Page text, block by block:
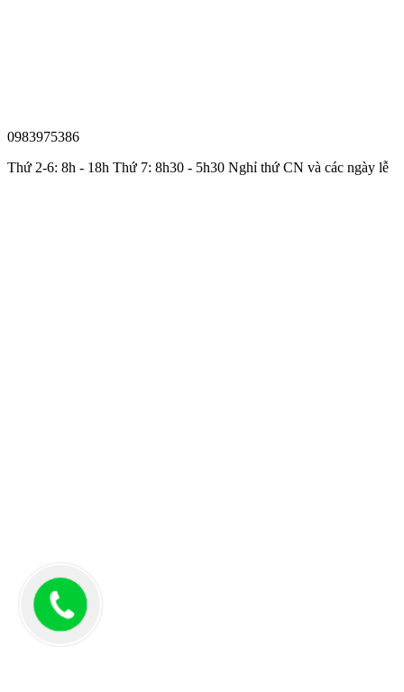
0983975386
Thứ 2-6: 8h - 18h Thứ 7: 8h30 - 5h30 Nghỉ thứ CN và các ngày lễ